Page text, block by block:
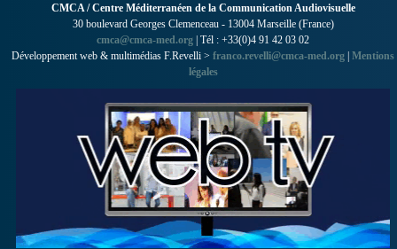
CMCA / Centre Méditerranéen de la Communication Audiovisuelle
30 boulevard Georges Clemenceau - 13004 Marseille (France)
cmca@cmca-med.org | Tél : +33(0)4 91 42 03 02
Développement web & multimédias F.Revelli > franco.revelli@cmca-med.org | Mentions
légales